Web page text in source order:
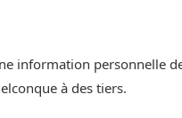
information personnelle
à des tiers.